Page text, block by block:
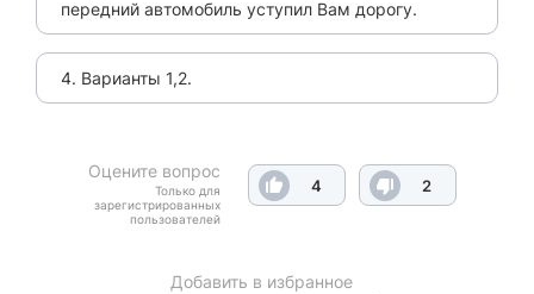
передний автомобиль уступил Вам дорогу.
4. Варианты 1,2.
Оцените вопрос
Только для
зарегистрированных
пользователей
4 2
Добавить в избранное